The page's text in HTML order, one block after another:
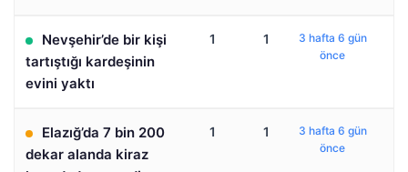
Nevşehir’de bir kişi
tartıştığı kardeşinin
evini yaktı
1 1
3 hafta 6 gün
önce
Elazığ’da 7 bin 200
dekar alanda kiraz
1 1
3 hafta 6 gün
önce